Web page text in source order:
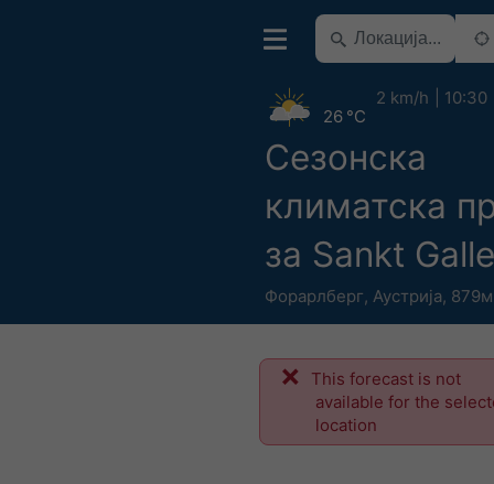
Сезонска
климатска
за Sankt
Форарлберг, Аустрија,
26 °C
2 km/h 10:30
This forecast is not
available for the
location